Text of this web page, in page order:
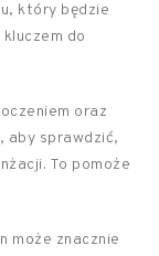
który będzie
do
oraz
aby sprawdzić,
To pomoże
może znacznie